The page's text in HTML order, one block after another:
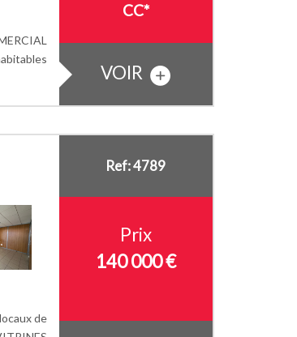
CC*
VOIR
de
Ref: 4789
Prix
140 000 €